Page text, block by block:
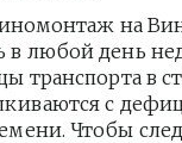
на
в любой день
транспорта в
с
Чтобы